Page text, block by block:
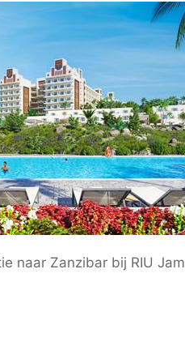
naar Zanzibar bij RIU